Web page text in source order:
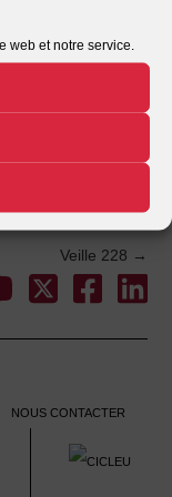
web et notre service.
Veille 228 →
Nous contacter